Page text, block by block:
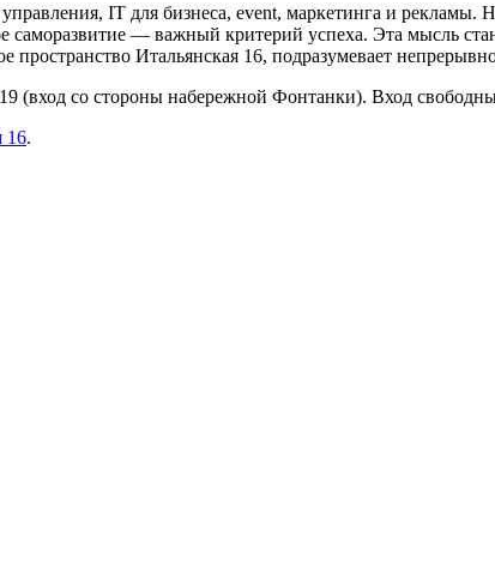
IT для бизнеса, event, маркетинга и рекламы.
— важный критерий успеха. Эта мысль
пространство Итальянская 16, подразумевает
(вход со стороны набережной Фонтанки). Вход
16.